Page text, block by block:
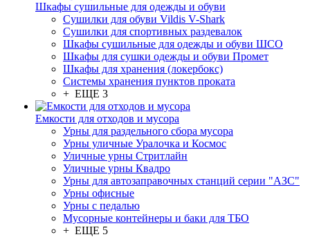
Шкафы сушильные для одежды и обуви
Сушилки для обуви Vildis V-Shark
Сушилки для спортивных раздевалок
Шкафы сушильные для одежды и обуви ШСО
Шкафы для сушки одежды и обуви Промет
Шкафы для хранения (локербокс)
Системы хранения пунктов проката
+ ЕЩЕ 3
Емкости для отходов и мусора
Урны для раздельного сбора мусора
Урны уличные Уралочка и Космос
Уличные урны Стритлайн
Уличные урны Квадро
Урны для автозаправочных станций серии "АЗС"
Урны офисные
Урны с педалью
Мусорные контейнеры и баки для ТБО
+ ЕЩЕ 5